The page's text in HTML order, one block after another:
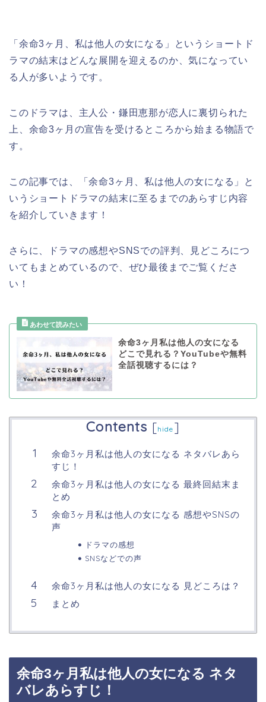
「余命3ヶ月、私は他人の女になる」
というショートド
ラマの結末はどんな展開を迎えるのか、気になってい
る人が多いようです。
このドラマは、 主人公・鎌田恵那が恋人に裏切られた
上、余命3ヶ月の宣告を受けるところから始まる物語で
す。
この記事では、 「余命3ヶ月、私は他人の女になる」
と
いうショートドラマの結末に至るまでのあらすじ内容
を紹介していきます！
さらに、ドラマの感想やSNSでの評判、見どころにつ
いてもまとめているので、ぜひ最後までご覧くださ
い！
余命3ヶ月私は他人の女になる
どこで見れる？YouTubeや無料
全話視聴するには？
Contents [hide ]
余命3ヶ月私は他人の女になる ネタバレあら
すじ！
余命3ヶ月私は他人の女になる 最終回結末ま
とめ
余命3ヶ月私は他人の女になる 感想やSNSの
声
ドラマの感想
SNSなどでの声
余命3ヶ月私は他人の女になる 見どころは？
まとめ
余命3ヶ月私は他人の女になる ネタ
バレあらすじ！